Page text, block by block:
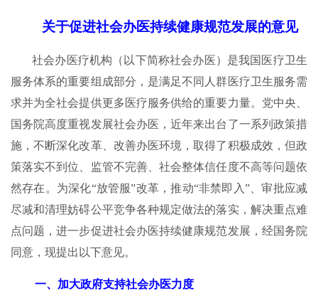
关于促进社会办医持续健康规范发展的意见
社会办医疗机构（以下简称社会办医）是我国医疗卫生
服务体系的重要组成部分，是满足不同人群医疗卫生服务需
求并为全社会提供更多医疗服务供给的重要力量。党中央、
国务院高度重视发展社会办医，近年来出台了一系列政策措
施，不断深化改革、改善办医环境，取得了积极成效，但政
策落实不到位、监管不完善、社会整体信任度不高等问题依
然存在。为深化“放管服”改革，推动“非禁即入”、审批应减
尽减和清理妨碍公平竞争各种规定做法的落实，解决重点难
点问题，进一步促进社会办医持续健康规范发展，经国务院
同意，现提出以下意见。
一、加大政府支持社会办医力度